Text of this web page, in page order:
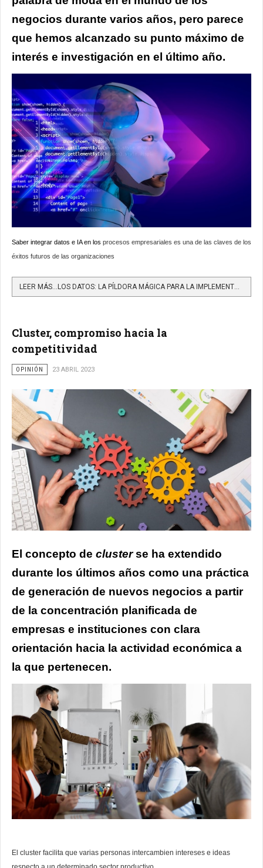
negocios durante varios años, pero parece
que hemos alcanzado su punto máximo de
interés e investigación en el último año.
Saber integrar datos e IA en los procesos empresariales es una de las claves de los
éxitos futuros de las organizaciones
LEER MÁS…LOS DATOS: LA PÍLDORA MÁGICA PARA LA IMPLEMENTACIÓN EXITOSA DE LA INTELIGENCIA ARTIFICIAL
Cluster, compromiso hacia la
competitividad
OPINIÓN 23 ABRIL 2023
El concepto de clusterse ha extendido
durante los últimos años como una práctica
de generación de nuevos negocios a partir
de la concentración planificada de
empresas e instituciones con clara
orientación hacia la actividad económica a
la que pertenecen.
El cluster facilita que varias personas intercambien intereses e ideas